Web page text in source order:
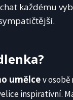
každému
umělcev
inspirativní.